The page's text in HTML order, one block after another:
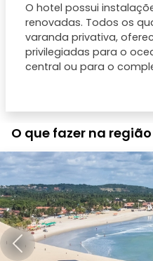
O hotel possui
renovadas. Todos os
varanda privativa,
privilegiadas para o
central ou para o
O que fazer na
Anterior